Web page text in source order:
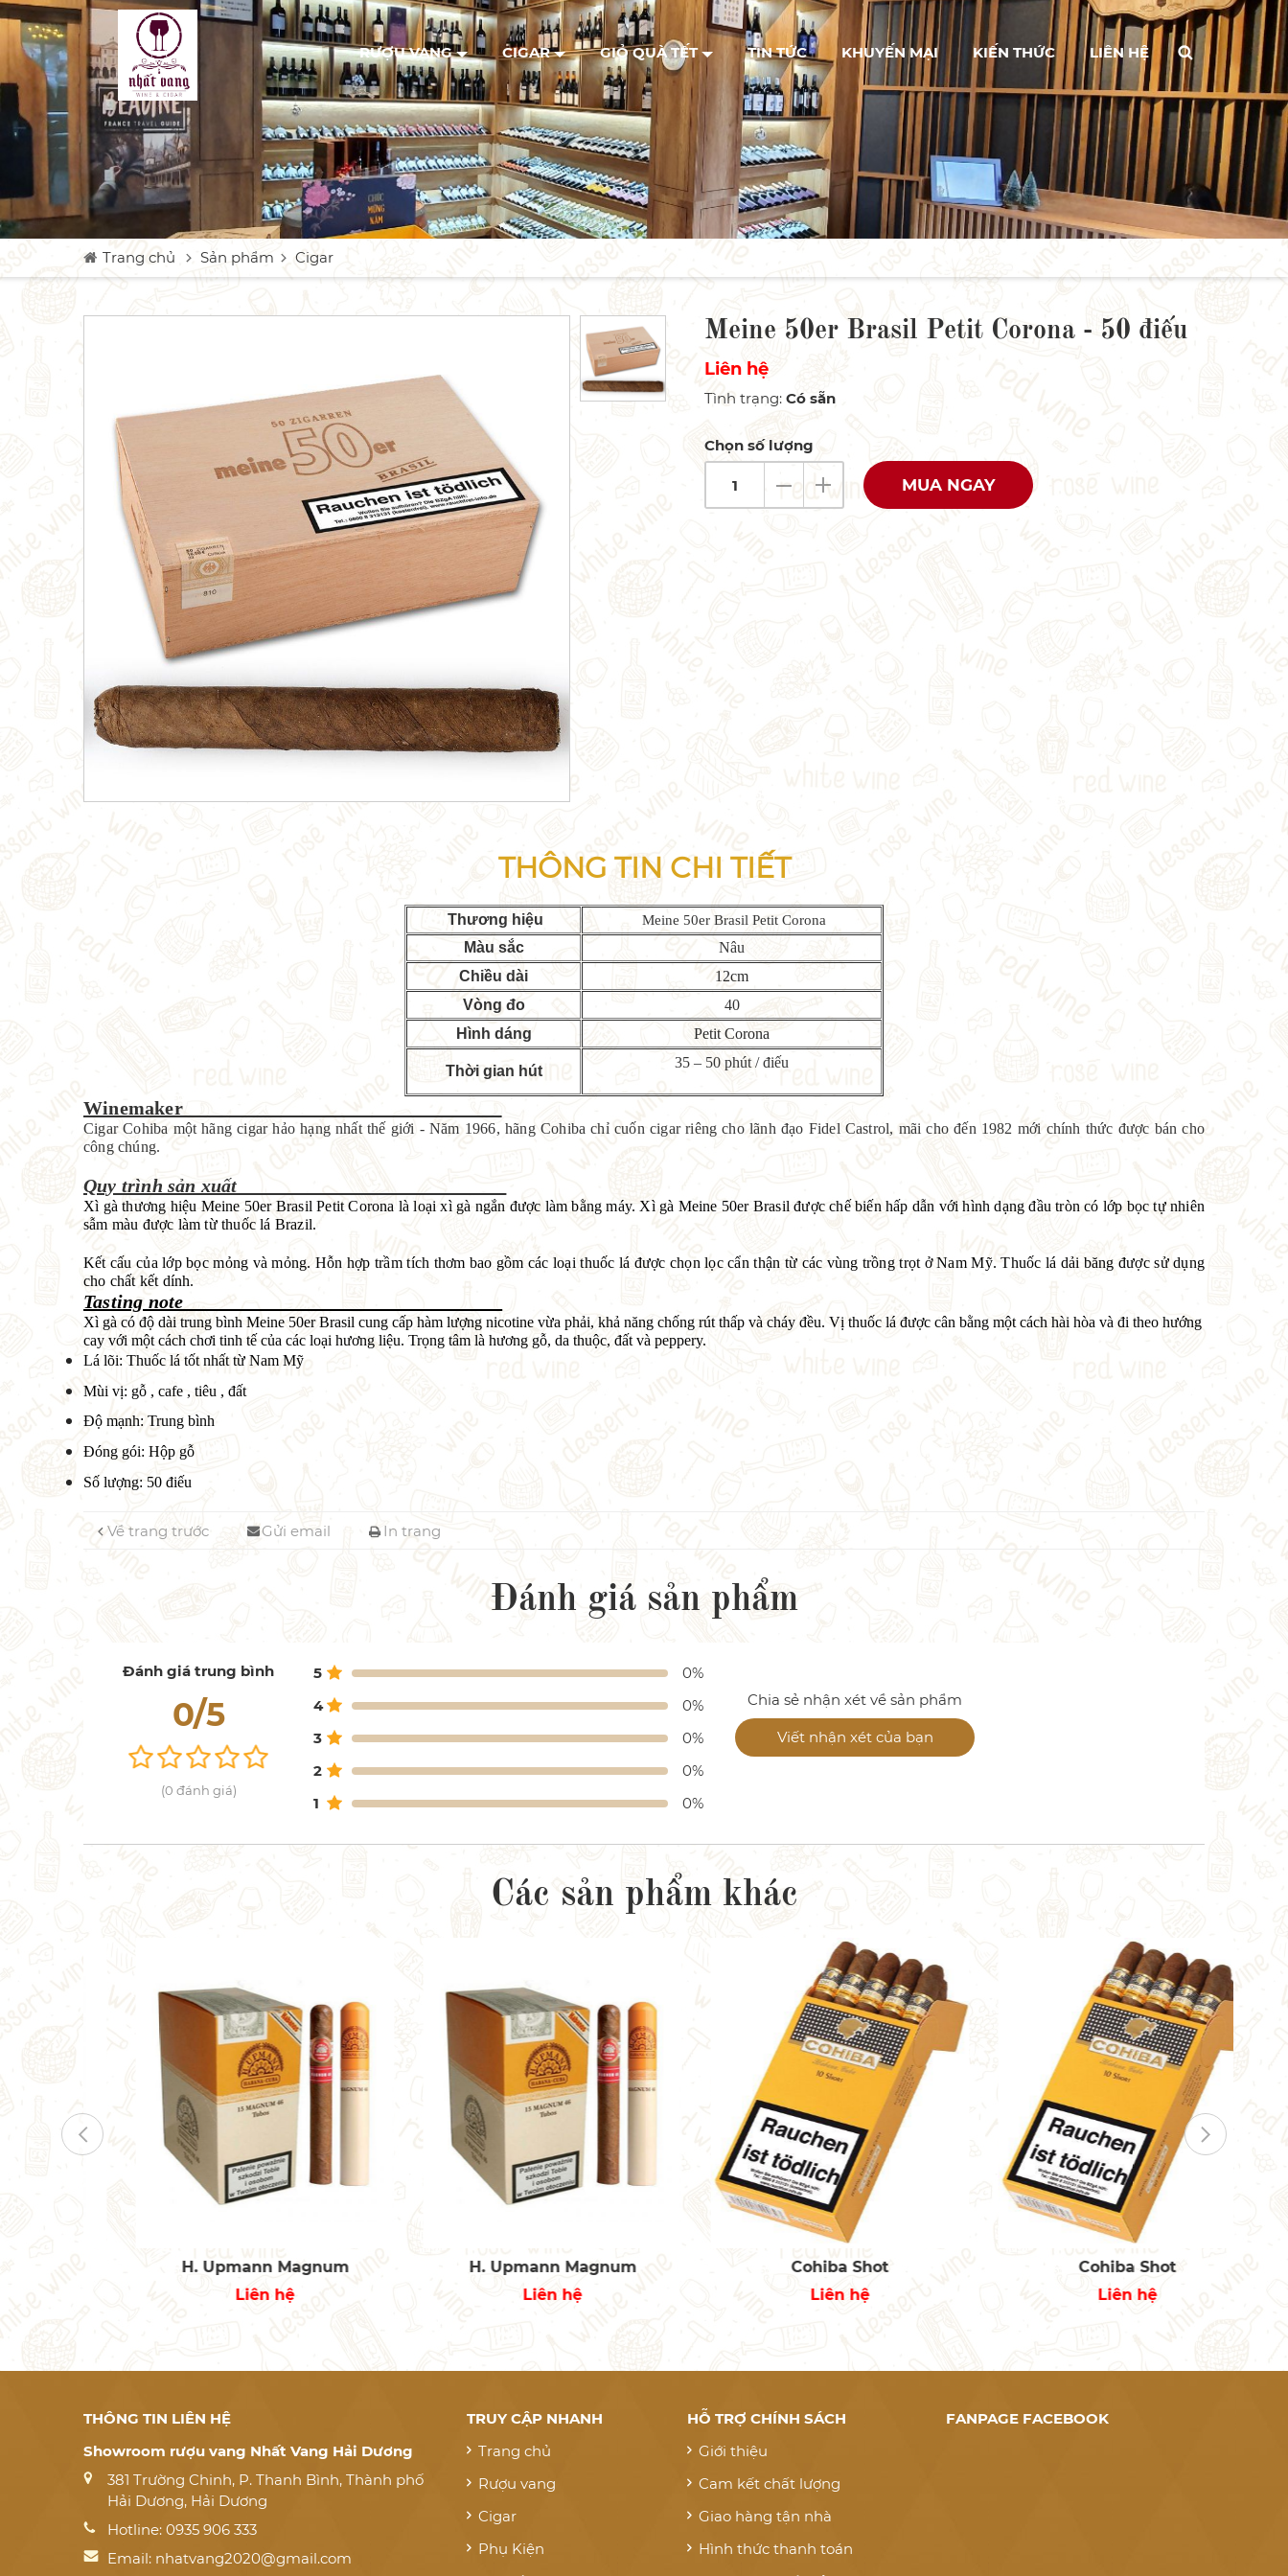
RƯỢU VANG CIGAR GIỎ QUÀ TẾT TIN TỨC KHUYẾN MẠI KIẾN THỨC LIÊN HỆ
Trang chủ Sản phẩm Cigar
Meine 50er Brasil Petit Corona - 50 điếu
Liên hệ
Tình trạng:Có sẵn
Chọn số lượng
MUA NGAY
THÔNG TIN CHI TIẾT
Thương hiệu Meine 50er Brasil Petit Corona
Màu sắc
Nâu
Chiều dài
12cm
Vòng đo
40
Hình dáng
Petit Corona
Thời gian hút
35 – 50 phút / điếu
Winemaker
Cigar Cohiba một hãng cigar hảo hạng nhất thế giới - Năm 1966, hãng Cohiba chỉ cuốn cigar riêng cho lãnh đạo Fidel Castrol, mãi cho đến 1982 mới chính thức được bán cho
công chúng.
Quy trình sản xuất
Xì gà thương hiệu Meine 50er Brasil Petit Corona là loại xì gà ngắn được làm bằng máy. Xì gà Meine 50er Brasil được chế biến hấp dẫn với hình dạng đầu tròn có lớp bọc tự nhiên
sẫm màu được làm từ thuốc lá Brazil.
Kết cấu của lớp bọc mỏng và mỏng. Hỗn hợp trầm tích thơm bao gồm các loại thuốc lá được chọn lọc cẩn thận từ các vùng trồng trọt ở Nam Mỹ. Thuốc lá dải băng được sử dụng
cho chất kết dính.
Tasting note
Xì gà có độ dài trung bình Meine 50er Brasil cung cấp hàm lượng nicotine vừa phải, khả năng chống rút thấp và cháy đều. Vị thuốc lá được cân bằng một cách hài hòa và đi theo hướng
cay với một cách chơi tinh tế của các loại hương liệu. Trọng tâm là hương gỗ, da thuộc, đất và peppery.
Lá lõi: Thuốc lá tốt nhất từ ​​Nam Mỹ
Mùi vị: gỗ , cafe , tiêu , đất
Độ mạnh: Trung bình
Đóng gói: Hộp gỗ
Số lượng: 50 điếu
Về trang trước Gửi email In trang
Đánh giá sản phẩm
Đánh giá trung bình
0/5
(0 đánh giá)
5
0%
4
0%
3
0%
2
0%
1
0%
Chia sẻ nhận xét về sản phẩm
Viết nhận xét của bạn
Các sản phẩm khác
H. Upmann Magnum
Liên hệ
H. Upmann Magnum
Liên hệ
Cohiba Shot
Liên hệ
Cohiba Shot
Liên hệ
THÔNG TIN LIÊN HỆ
Showroom rượu vang Nhất Vang Hải Dương
381 Trường Chinh, P. Thanh Bình, Thành phố
Hải Dương, Hải Dương
Hotline: 0935 906 333
Email: nhatvang2020@gmail.com
TRUY CẬP NHANH
Trang chủ
Rượu vang
Cigar
Phụ Kiện
HỖ TRỢ CHÍNH SÁCH
Giới thiệu
Cam kết chất lượng
Giao hàng tận nhà
Hình thức thanh toán
FANPAGE FACEBOOK